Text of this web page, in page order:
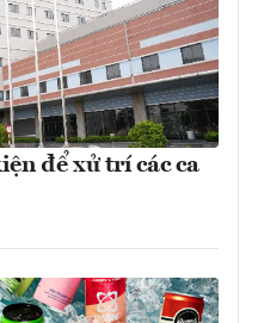
để xử trí các ca